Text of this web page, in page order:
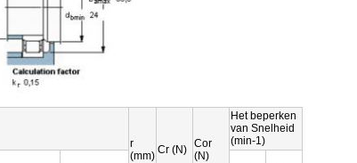
r
(mm) Cr (N) Cor
(N)
Het beperken
van Snelheid
(min-1)